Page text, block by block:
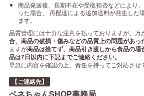
商品発送後、長期不在や受取拒否などにより
った場合、 再配達による追加送料が発生した
ます。
品質管理には十分な注意を払っておりますが、万
合、商品の破損・傷みなどの品質上の問題があっ
ますが商品は捨てず、商品引き渡しから食品の
品は7日以内に下記までご連絡ください。
早急に内容を確認の上、責任を持ってご対応させ
【ご連絡先】
ベネちゃんSHOP事務局